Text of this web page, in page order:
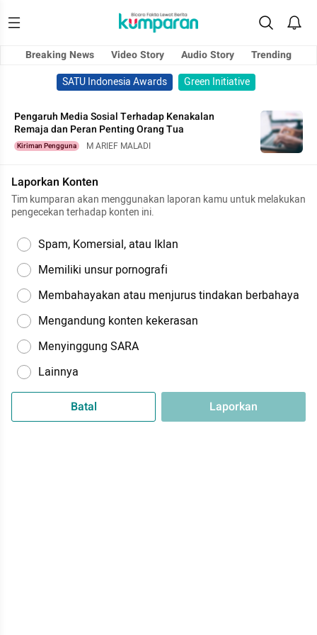
Breaking News Video Story Audio Story
Trending
SATU Indonesia Awards
Green Initiative
Pengaruh Media Sosial Terhadap Kenakalan
Remaja dan Peran Penting Orang Tua
Kiriman Pengguna M ARIEF MALADI
Laporkan Konten
Tim kumparan akan menggunakan laporan kamu untuk melakukan
pengecekan terhadap konten ini.
Spam, Komersial, atau Iklan
Memiliki unsur pornografi
Membahayakan atau menjurus tindakan berbahaya
Mengandung konten kekerasan
Menyinggung SARA
Lainnya
Batal Laporkan